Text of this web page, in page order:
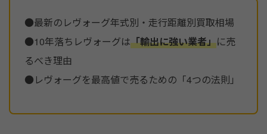
●最新のレヴォーグ年式別・走行距離別買取相場
●10年落ちレヴォーグは「輸出に強い業者」に売
るべき理由
●レヴォーグを最高値で売るための「4つの法則」